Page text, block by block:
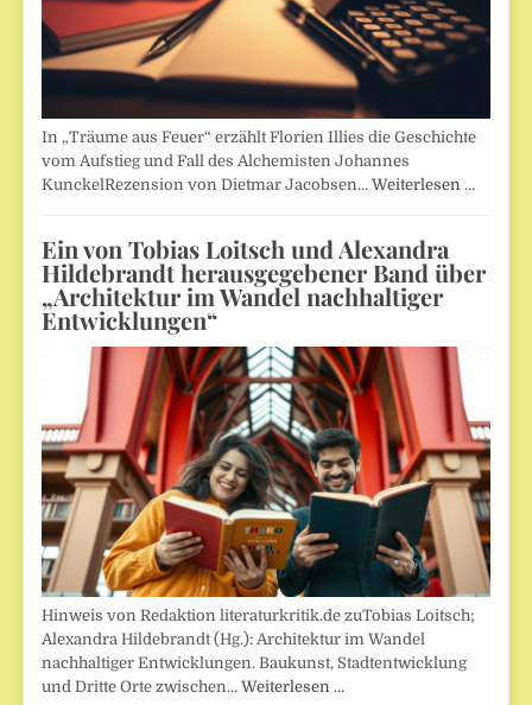
In „Träume aus Feuer“ erzählt Florien Illies die Geschichte
vom Aufstieg und Fall des Alchemisten Johannes
KunckelRezension von Dietmar Jacobsen…Weiterlesen …
Ein von Tobias Loitsch und Alexandra
Hildebrandt herausgegebener Band über
„Architektur im Wandel nachhaltiger
Entwicklungen“
Hinweis von Redaktion literaturkritik.de zuTobias Loitsch;
Alexandra Hildebrandt (Hg.): Architektur im Wandel
nachhaltiger Entwicklungen. Baukunst, Stadtentwicklung
und Dritte Orte zwischen…Weiterlesen …